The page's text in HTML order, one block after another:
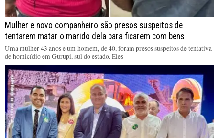
Mulher e novo companheiro são presos suspeitos de
tentarem matar o marido dela para ficarem com bens
Uma mulher 43 anos e um homem, de 40, foram presos suspeitos de tentativa
de homicídio em Gurupi, sul do estado. Eles